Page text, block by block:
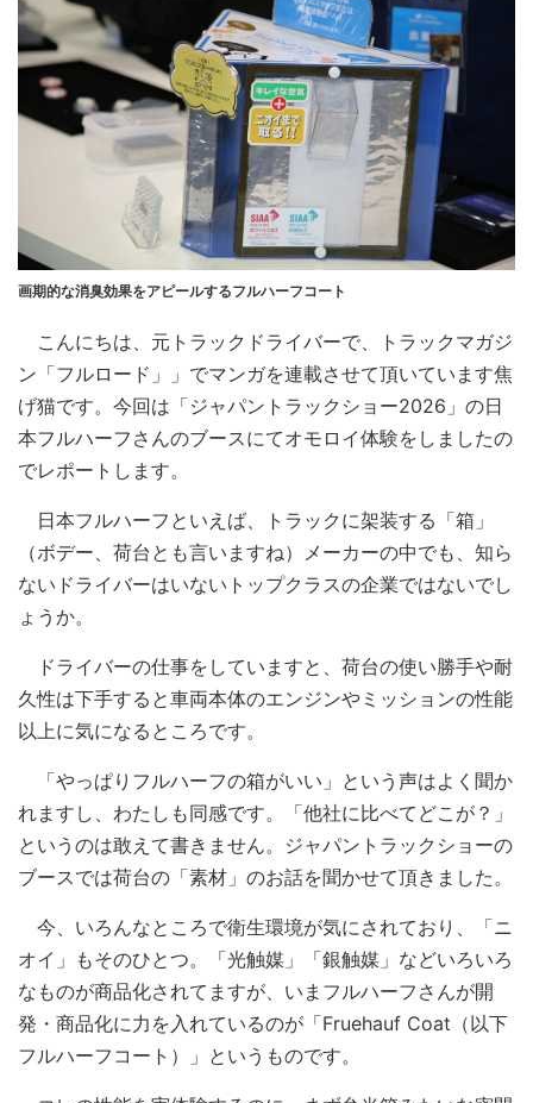
画期的な消臭効果をアピールするフルハーフコート
こんにちは、元トラックドライバーで、トラックマガジ
ン「フルロード」」でマンガを連載させて頂いています焦
げ猫です。今回は「ジャパントラックショー2026」の日
本フルハーフさんのブースにてオモロイ体験をしましたの
でレポートします。
日本フルハーフといえば、トラックに架装する「箱」
（ボデー、荷台とも言いますね）メーカーの中でも、知ら
ないドライバーはいないトップクラスの企業ではないでし
ょうか。
ドライバーの仕事をしていますと、荷台の使い勝手や耐
久性は下手すると車両本体のエンジンやミッションの性能
以上に気になるところです。
「やっぱりフルハーフの箱がいい」という声はよく聞か
れますし、わたしも同感です。「他社に比べてどこが？」
というのは敢えて書きません。ジャパントラックショーの
ブースでは荷台の「素材」のお話を聞かせて頂きました。
今、いろんなところで衛生環境が気にされており、「ニ
オイ」もそのひとつ。「光触媒」「銀触媒」などいろいろ
なものが商品化されてますが、いまフルハーフさんが開
発・商品化に力を入れているのが「Fruehauf Coat（以下
フルハーフコート）」というものです。